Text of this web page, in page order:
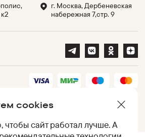
cookies
сайт работал лучше. А
г. Москва, Дербеневская
набережная 7,стр. 9